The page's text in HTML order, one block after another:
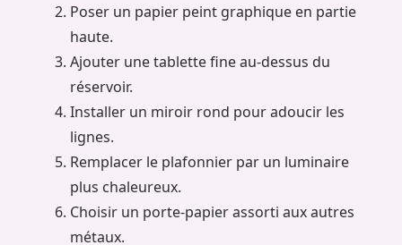
Poser un papier peint graphique en partie
haute.
Ajouter une tablette fine au-dessus du
réservoir.
Installer un miroir rond pour adoucir les
lignes.
Remplacer le plafonnier par un luminaire
plus chaleureux.
Choisir un porte-papier assorti aux autres
métaux.